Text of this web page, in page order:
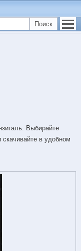
Поиск
Выбирайте
скачивайте в удобном